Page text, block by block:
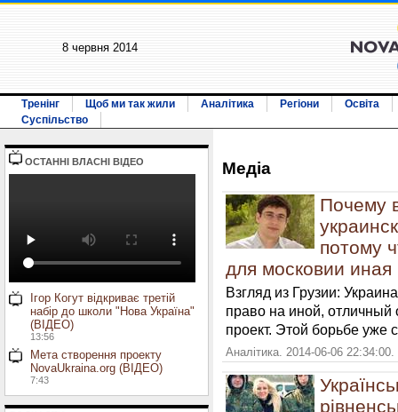
8 червня 2014
Тренінг Щоб ми так жили Аналітика Регіони
Освіта
Суспільство
ОСТАННI ВЛАСНI ВIДЕО
Ігор Когут відкриває третій
набір до школи "Нова Україна"
(ВІДЕО)
13:56
Мета створення проекту
NovaUkraina.org (ВІДЕО)
7:43
Медiа
Почему
потому
для московии иная
Взгляд из Грузии:
право на иной, отличный
проект. Этой борьбе уже
Аналітика. 2014-06-06